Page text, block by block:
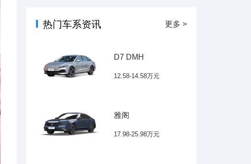
热门车系资讯 更多 >
D7 DMH
12.58-14.58万元
雅阁
17.98-25.98万元